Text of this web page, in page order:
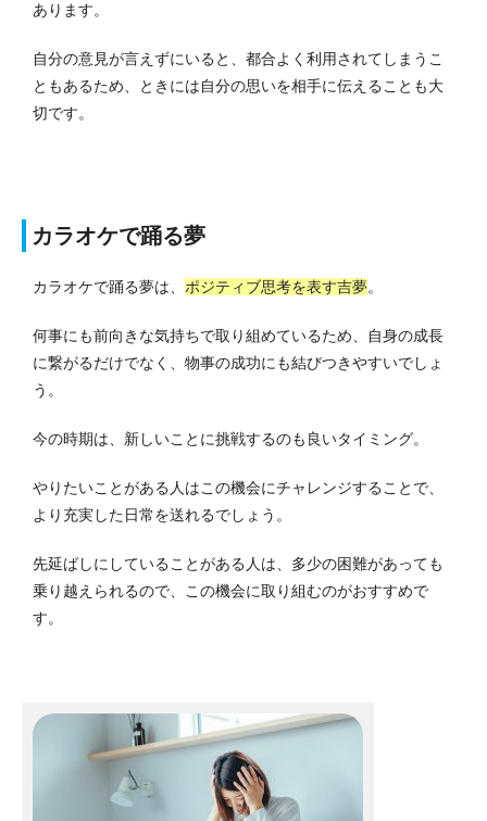
あります。
自分の意見が言えずにいると、都合よく利用されてしまうこ
ともあるため、ときには自分の思いを相手に伝えることも大
切です。
カラオケで踊る夢
カラオケで踊る夢は、 ポジティブ思考を表す吉夢。
何事にも前向きな気持ちで取り組めているため、自身の成長
に繋がるだけでなく、物事の成功にも結びつきやすいでしょ
う。
今の時期は、新しいことに挑戦するのも良いタイミング。
やりたいことがある人はこの機会にチャレンジすることで、
より充実した日常を送れるでしょう。
先延ばしにしていることがある人は、多少の困難があっても
乗り越えられるので、この機会に取り組むのがおすすめで
す。